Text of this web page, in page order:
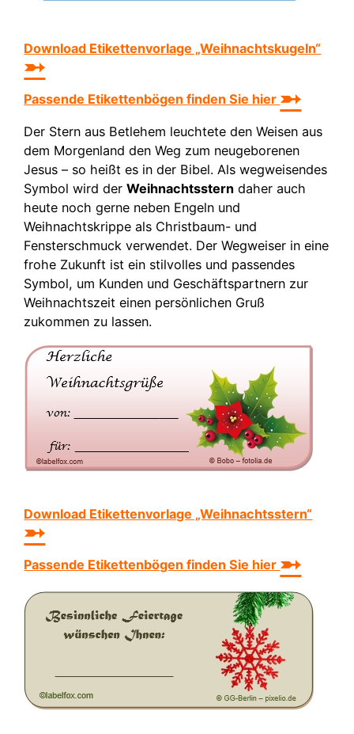
Download Etikettenvorlage „Weihnachtskugeln“
➵
Passende Etikettenbögen finden Sie hier ➵
Der Stern aus Betlehem leuchtete den Weisen aus
dem Morgenland den Weg zum neugeborenen
Jesus – so heißt es in der Bibel. Als wegweisendes
Symbol wird derWeihnachtsstern daher auch
heute noch gerne neben Engeln und
Weihnachtskrippe als Christbaum- und
Fensterschmuck verwendet. Der Wegweiser in eine
frohe Zukunft ist ein stilvolles und passendes
Symbol, um Kunden und Geschäftspartnern zur
Weihnachtszeit einen persönlichen Gruß
zukommen zu lassen.
Download Etikettenvorlage „Weihnachtsstern“
➵
Passende Etikettenbögen finden Sie hier ➵